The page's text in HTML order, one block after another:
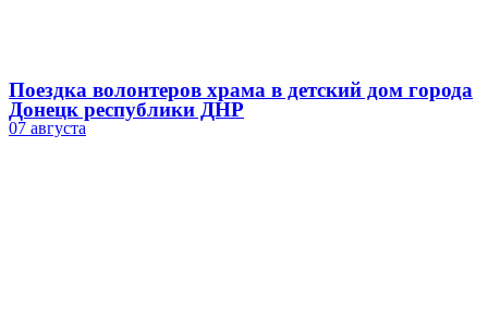
Поездка волонтеров храма в детский дом города
Донецк республики ДНР
07 августа